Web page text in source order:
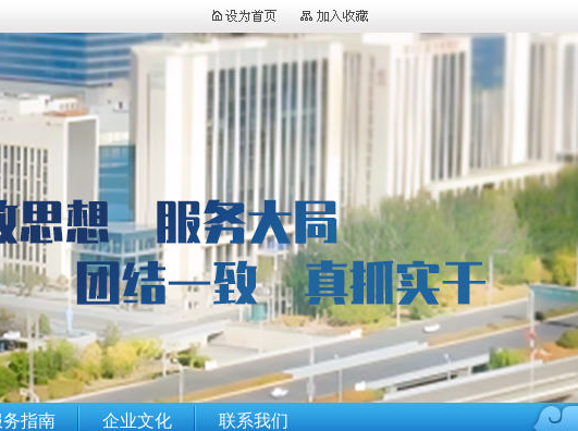
务指南 企业文化 联系我们